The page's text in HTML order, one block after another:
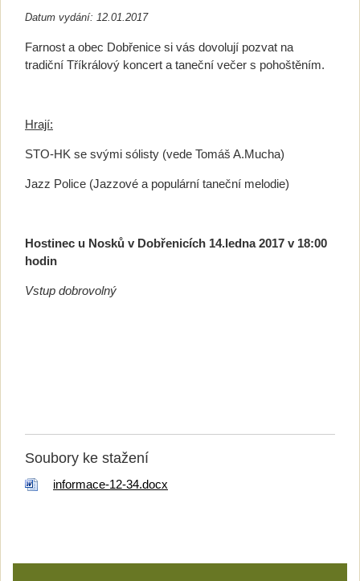
Datum vydání: 12.01.2017
Farnost a obec Dobřenice si vás dovolují pozvat na
tradiční Tříkrálový koncert a taneční večer s pohoštěním.
Hrají:
STO-HK se svými sólisty (vede Tomáš A.Mucha)
Jazz Police (Jazzové a populární taneční melodie)
Hostinec u Nosků v Dobřenicích 14.ledna 2017 v 18:00
hodin
Vstup dobrovolný
Soubory ke stažení
informace-12-34.docx